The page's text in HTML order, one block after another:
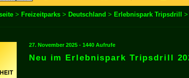
> Freizeitparks > Deutschland > Erlebnispark Tripsdrill >
27. November 2025 - 1440 Aufrufe
Neu im Erlebnispark Tripsdrill